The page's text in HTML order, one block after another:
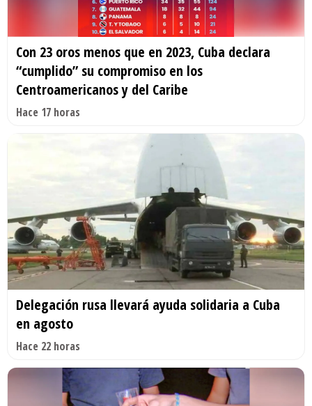
Con 23 oros menos que en 2023, Cuba declara
“cumplido” su compromiso en los
Centroamericanos y del Caribe
Hace 17 horas
Delegación rusa llevará ayuda solidaria a Cuba
en agosto
Hace 22 horas